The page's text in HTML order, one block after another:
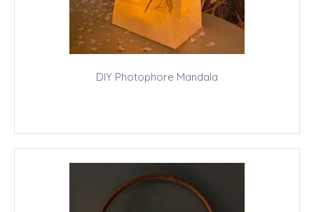
DIY Photophore Mandala